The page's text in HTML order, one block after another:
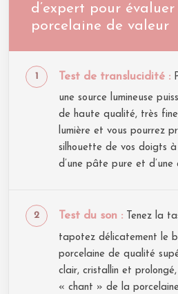
d’expert pour évaluer
porcelaine de valeur
Test de translucidité :
une source lumineuse
de haute qualité, très
lumière et vous pourrez
silhouette de vos doigts à
d’une pâte pure et d’une
Test du son : Tenez la
tapotez délicatement le
porcelaine de qualité
clair, cristallin et
« chant » de la